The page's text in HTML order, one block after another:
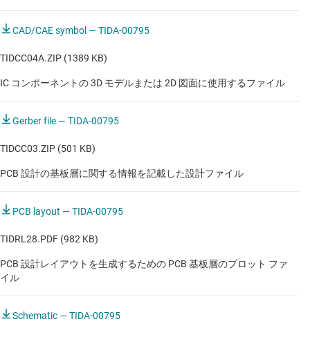
パワートレインの電流センサ
パワートレインの電流センサ
ボディ コントロール モジュール (BCM)
CAD/CAE symbol — TIDA-00795
TIDCC04A.ZIP (1389 KB)
IC コンポーネントの 3D モデルまたは 2D 図面に使用するファイル
Gerber file — TIDA-00795
TIDCC03.ZIP (501 KB)
PCB 設計の基板層に関する情報を記載した設計ファイル
PCB layout — TIDA-00795
TIDRL28.PDF (982 KB)
PCB 設計レイアウトを生成するための PCB 基板層のプロット ファ
イル
Schematic — TIDA-00795